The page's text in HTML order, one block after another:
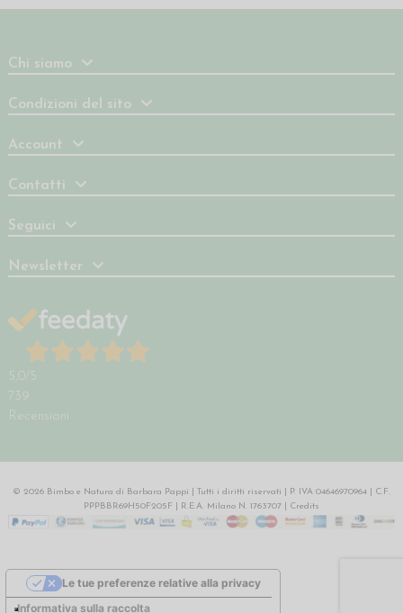
Chi siamo
Condizioni del sito
Account
Contatti
Seguici
Newsletter
5,0 /5
739
Recensioni
© 2026 Bimbo e Natura di Barbara Pappi | Tutti i diritti riservati | P. IVA 04646970964 | C.F.
PPPBBR69H50F205F | R.E.A. Milano N. 1763707 | Credits
Informativa sulla raccolta
Le tue preferenze relative alla privacy